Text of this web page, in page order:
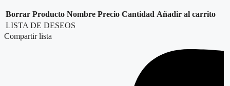
Borrar Producto Nombre Precio Cantidad Añadir al carrito
LISTA DE DESEOS
Compartir lista